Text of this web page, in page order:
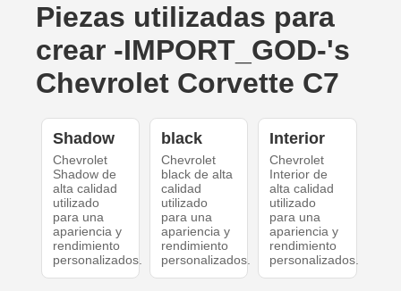
Piezas utilizadas para
crear -IMPORT_GOD-'s
Chevrolet Corvette C7
Shadow
Chevrolet
Shadow de
alta calidad
utilizado
para una
apariencia y
rendimiento
personalizados.
black
Chevrolet
black de alta
calidad
utilizado
para una
apariencia y
rendimiento
personalizados.
Interior
Chevrolet
Interior de
alta calidad
utilizado
para una
apariencia y
rendimiento
personalizados.